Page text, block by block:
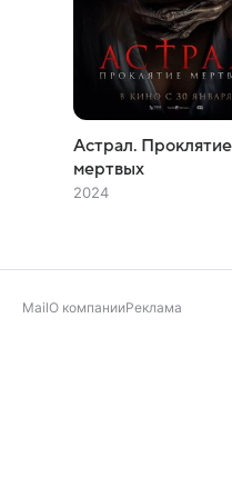
Астрал. Проклятие
мертвых
2024
MailО компанииРеклама